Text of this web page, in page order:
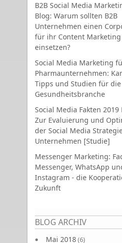
B2B Social Media
Blog: Warum sollten B2B
Unternehmen einen
für ihr Content Marketing
einsetzen?
Social Media Marketing
Pharmaunternehmen:
Tipps und Studien für die
Gesundheitsbranche
Social Media Fakten 2019
Zur Evaluierung und
der Social Media
Unternehmen [Studie]
Messenger Marketing:
Messenger, WhatsApp
Instagram - die
Zukunft
BLOG ARCHIV
Mai 2018(6)
Seiten